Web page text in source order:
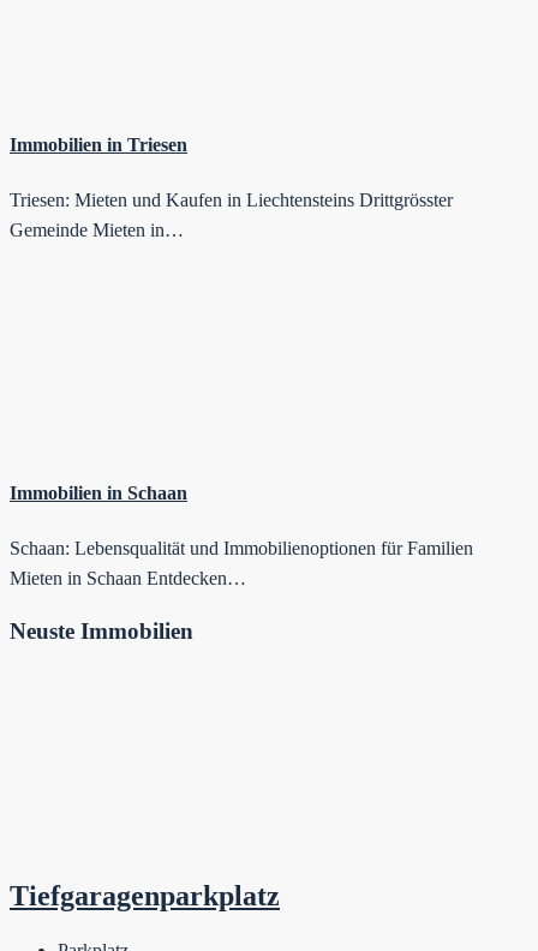
Immobilien in Triesen
Triesen: Mieten und Kaufen in Liechtensteins Drittgrösster
Gemeinde Mieten in…
Immobilien in Schaan
Schaan: Lebensqualität und Immobilienoptionen für Familien
Mieten in Schaan Entdecken…
Neuste Immobilien
Tiefgaragenparkplatz